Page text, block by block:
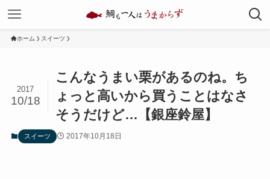
ホーム スイーツ
こんなうまい栗があるのね。ち
ょっと高いから買うことはなさ
そうだけど…【銀座鈴屋】
2017
10/18
スイーツ 2017年10月18日